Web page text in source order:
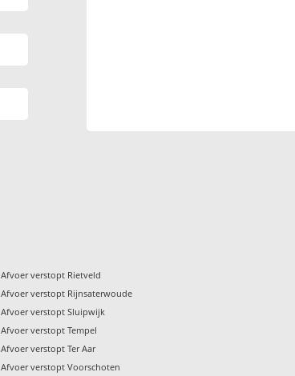
Afvoer verstopt Rietveld
Afvoer verstopt Rijnsaterwoude
Afvoer verstopt Sluipwijk
Afvoer verstopt Tempel
Afvoer verstopt Ter Aar
Afvoer verstopt Voorschoten